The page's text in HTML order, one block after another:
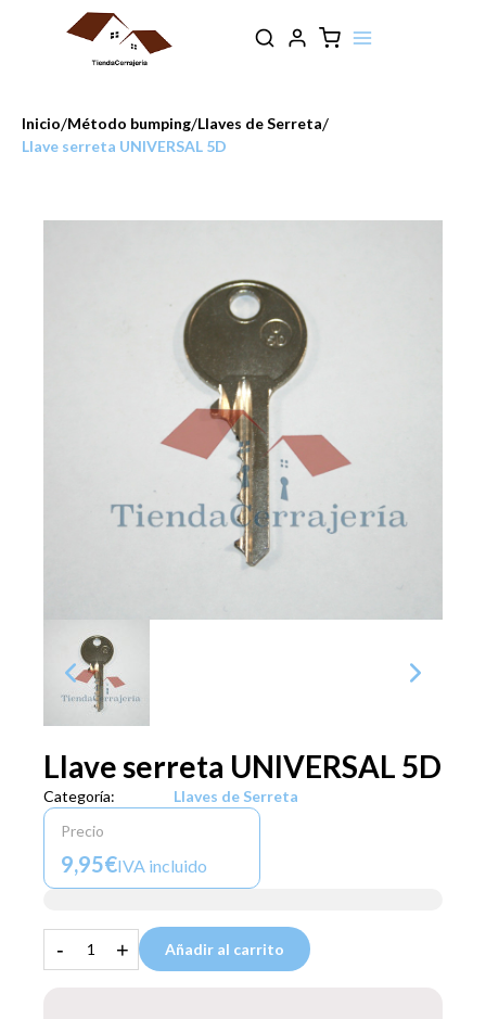
Inicio/Método bumping/Llaves de Serreta/
Llave serreta UNIVERSAL 5D
Llave serreta UNIVERSAL 5D
Categoría:
Llaves de Serreta
Precio
9,95€IVA incluido
- + Añadir al carrito